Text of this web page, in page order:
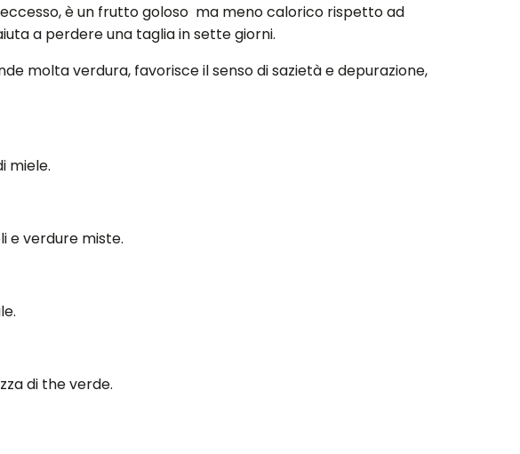
è un frutto goloso ma meno calorico rispetto ad
a perdere una taglia in sette giorni.
molta verdura, favorisce il senso di sazietà e depurazione,
miele.
e verdure miste.
di the verde.